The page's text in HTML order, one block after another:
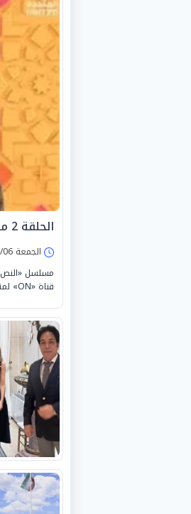
الحلقة 2 من مسلسل «النص التاني».. «مهمة جاسوسية في حلوان»
الجمعة 06/مارس/2026 - 02:57 م
قناة «ON» لمتابعة أحداث الحلقة الثانية من مسلسل «النص التاني».